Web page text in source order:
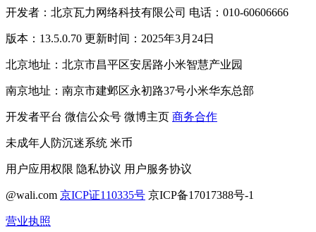
开发者：北京瓦力网络科技有限公司 电话：010-60606666
版本：13.5.0.70 更新时间：2025年3月24日
北京地址：北京市昌平区安居路小米智慧产业园
南京地址：南京市建邺区永初路37号小米华东总部
开发者平台 微信公众号 微博主页 商务合作
未成年人防沉迷系统 米币
用户应用权限 隐私协议 用户服务协议
@wali.com 京ICP证110335号 京ICP备17017388号-1
营业执照